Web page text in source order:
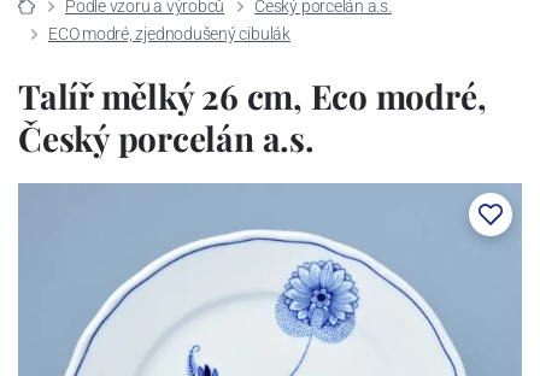
Podle vzoru a výrobců
Český porcelán a.s.
ECO modré, zjednodušený cibulák
Talíř mělký 26 cm, Eco modré,
Český porcelán a.s.